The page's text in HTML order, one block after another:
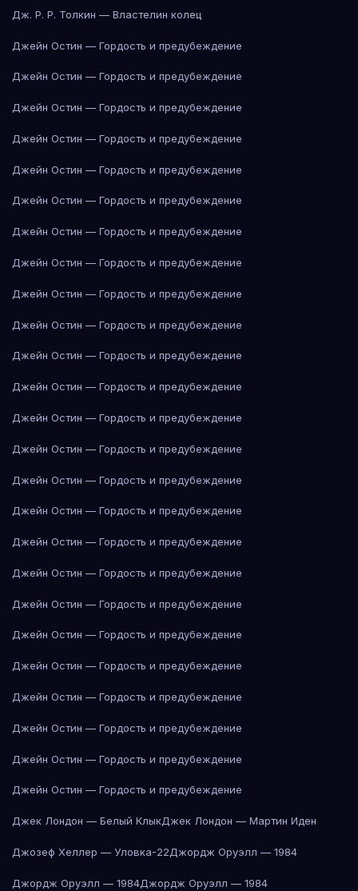
Дж. Р. Р. Толкин — Властелин колец
Джейн Остин — Гордость и предубеждение
Джейн Остин — Гордость и предубеждение
Джейн Остин — Гордость и предубеждение
Джейн Остин — Гордость и предубеждение
Джейн Остин — Гордость и предубеждение
Джейн Остин — Гордость и предубеждение
Джейн Остин — Гордость и предубеждение
Джейн Остин — Гордость и предубеждение
Джейн Остин — Гордость и предубеждение
Джейн Остин — Гордость и предубеждение
Джейн Остин — Гордость и предубеждение
Джейн Остин — Гордость и предубеждение
Джейн Остин — Гордость и предубеждение
Джейн Остин — Гордость и предубеждение
Джейн Остин — Гордость и предубеждение
Джейн Остин — Гордость и предубеждение
Джейн Остин — Гордость и предубеждение
Джейн Остин — Гордость и предубеждение
Джейн Остин — Гордость и предубеждение
Джейн Остин — Гордость и предубеждение
Джейн Остин — Гордость и предубеждение
Джейн Остин — Гордость и предубеждение
Джейн Остин — Гордость и предубеждение
Джейн Остин — Гордость и предубеждение
Джейн Остин — Гордость и предубеждение
Джек Лондон — Белый КлыкДжек Лондон — Мартин Иден
Джозеф Хеллер — Уловка-22Джордж Оруэлл — 1984
Джордж Оруэлл — 1984Джордж Оруэлл — 1984